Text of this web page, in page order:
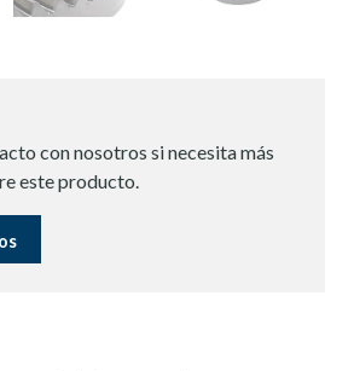
con nosotros si necesita más
este producto.